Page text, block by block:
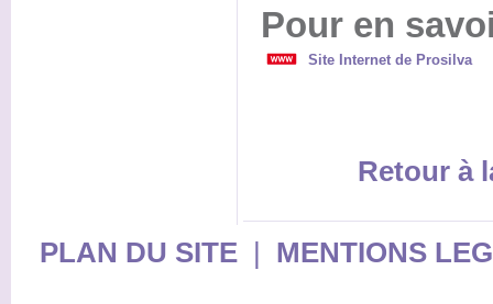
Pour en
Site Internet de Prosilva
Retour à
PLAN DU SITE| MENTIONS